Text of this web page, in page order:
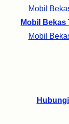
Mobil
Mobil Bekas
Mobil